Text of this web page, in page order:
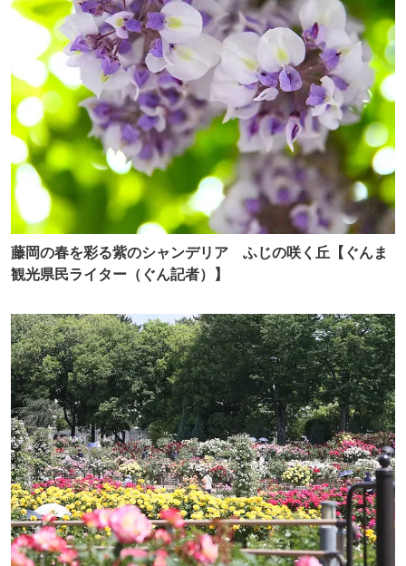
藤岡の春を彩る紫のシャンデリア ふじの咲く丘【ぐんま
観光県民ライター（ぐん記者）】